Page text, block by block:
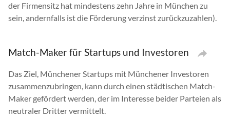
der Firmensitz hat mindestens zehn Jahre in München zu
sein, andernfalls ist die Förderung verzinst zurückzuzahlen).
Match-Maker für Startups und Investoren
Das Ziel, Münchener Startups mit Münchener Investoren
zusammenzubringen, kann durch einen städtischen Match-
Maker gefördert werden, der im Interesse beider Parteien als
neutraler Dritter vermittelt.